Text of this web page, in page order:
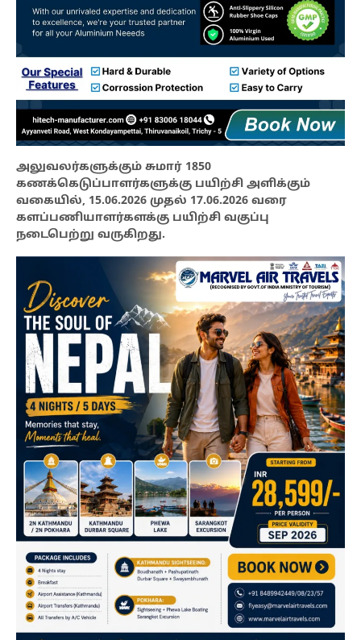
அலுவலர்களுக்கும் சுமார் 1850
கணக்கெடுப்பாளர்களுக்கு பயிற்சி அளிக்கும்
வகையில், 15.06.2026 முதல் 17.06.2026 வரை
களப்பணியாளர்களக்கு பயிற்சி வகுப்பு
நடைபெற்று வருகிறது.